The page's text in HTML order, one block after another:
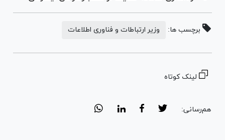
برچسب ها: وزیر ارتباطات و فناوری اطلاعات
لینک کوتاه
هم‌رسانی: